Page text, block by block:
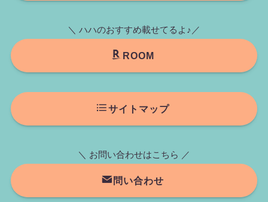
＼ ハハのおすすめ載せてるよ♪／
ROOM
サイトマップ
＼ お問い合わせはこちら ／
問い合わせ